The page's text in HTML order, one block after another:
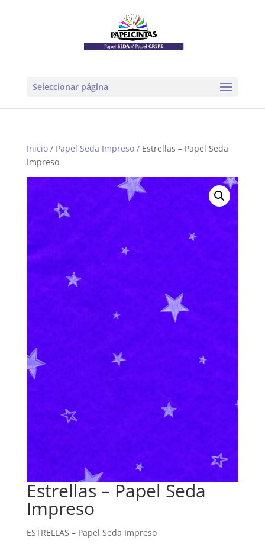
Seleccionar página
Inicio/ Papel Seda Impreso/ Estrellas – Papel Seda
Impreso
Estrellas – Papel Seda
Impreso
ESTRELLAS – Papel Seda Impreso